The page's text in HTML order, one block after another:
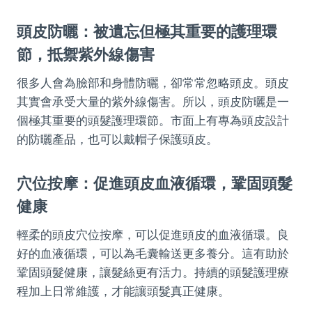
頭皮防曬：被遺忘但極其重要的護理環
節，抵禦紫外線傷害
很多人會為臉部和身體防曬，卻常常忽略頭皮。頭皮
其實會承受大量的紫外線傷害。所以，頭皮防曬是一
個極其重要的頭髮護理環節。市面上有專為頭皮設計
的防曬產品，也可以戴帽子保護頭皮。
穴位按摩：促進頭皮血液循環，鞏固頭髮
健康
輕柔的頭皮穴位按摩，可以促進頭皮的血液循環。良
好的血液循環，可以為毛囊輸送更多養分。這有助於
鞏固頭髮健康，讓髮絲更有活力。持續的頭髮護理療
程加上日常維護，才能讓頭髮真正健康。